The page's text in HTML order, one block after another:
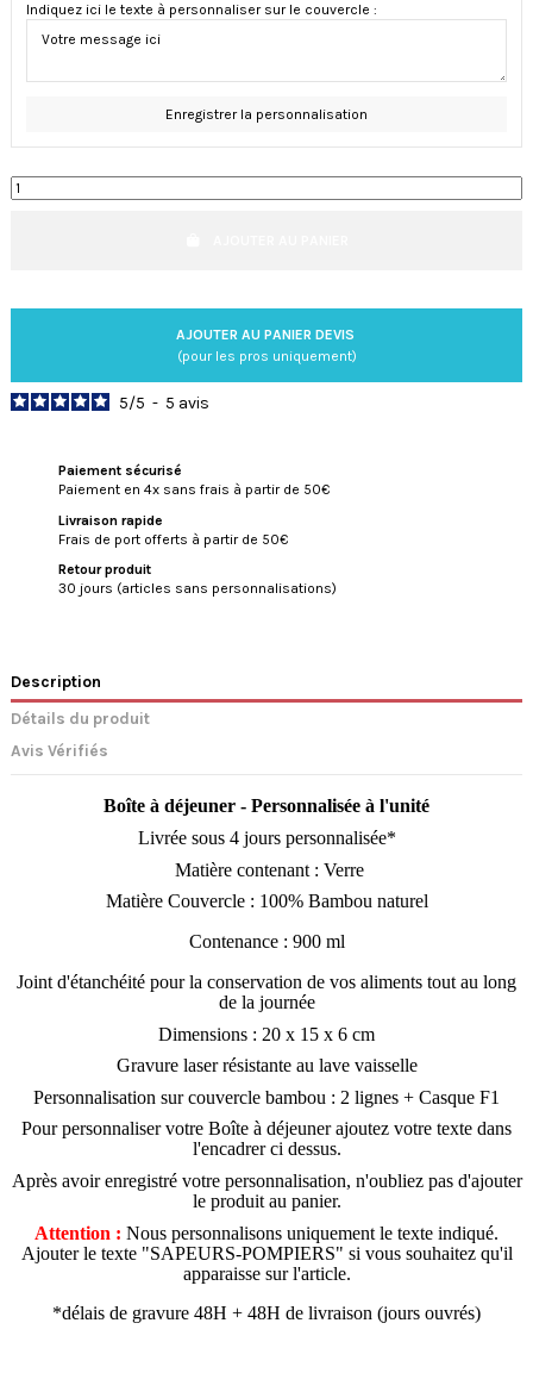
Indiquez ici le texte à personnaliser sur le couvercle :
Enregistrer la personnalisation
AJOUTER AU PANIER DEVIS
(pour les pros uniquement)
5/5 - 5 avis
Paiement sécurisé
Paiement en 4x sans frais à partir de 50€
Livraison rapide
Frais de port offerts à partir de 50€
Retour produit
30 jours (articles sans personnalisations)
Description
Détails du produit
Avis Vérifiés
Boîte à déjeuner - Personnalisée à l'unité
Livrée sous 4 jours personnalisée*
Matière contenant : Verre
Matière Couvercle : 100% Bambou naturel
Contenance : 900 ml
Joint d'étanchéité pour la conservation de vos aliments tout au long
de la journée
Dimensions : 20 x 15 x 6 cm
Gravure laser résistante au lave vaisselle
Personnalisation sur couvercle bambou : 2 lignes + Casque F1
Pour personnaliser votre Boîte à déjeunerajoutez votre texte dans
l'encadrer ci dessus.
Après avoir enregistré votre personnalisation, n'oubliez pas d'ajouter
le produit au panier.
Attention : Nous personnalisons uniquement le texte indiqué.
Ajouter le texte "SAPEURS-POMPIERS" si vous souhaitez qu'il
apparaisse sur l'article.
*délais de gravure 48H + 48H de livraison (jours ouvrés)